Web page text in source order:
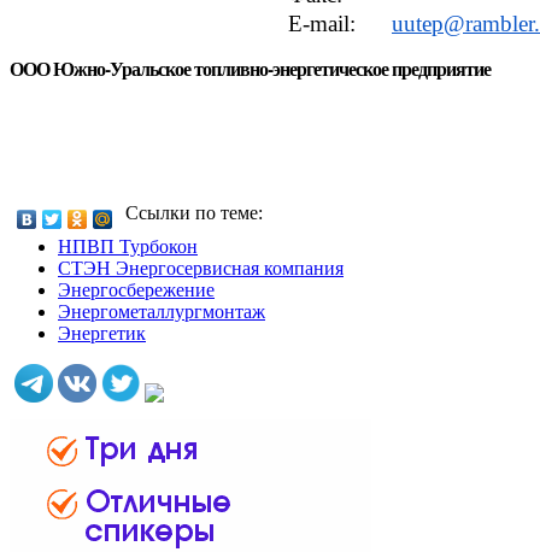
E-mail:
ООО Южно-Уральское топливно-энергетическое предприятие
Ссылки по теме:
НПВП Турбокон
СТЭН Энергосервисная компания
Энергосбережение
Энергометаллургмонтаж
Энергетик